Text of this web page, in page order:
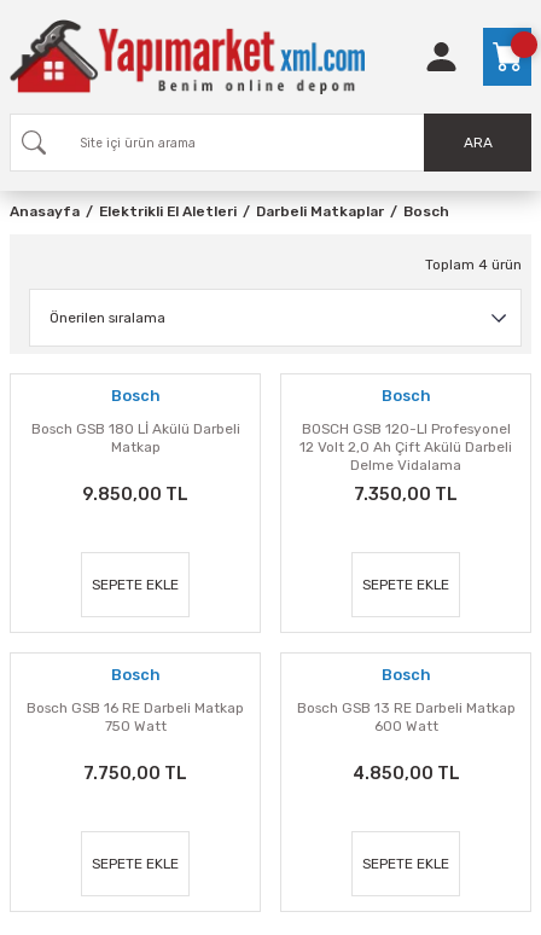
ARA
Anasayfa Elektrikli El Aletleri Darbeli Matkaplar Bosch
Toplam 4 ürün
Bosch
Bosch GSB 180 Lİ Akülü Darbeli
Matkap
9.850,00 TL
SEPETE EKLE
Bosch
BOSCH GSB 120-LI Profesyonel
12 Volt 2,0 Ah Çift Akülü Darbeli
Delme Vidalama
7.350,00 TL
SEPETE EKLE
Bosch
Bosch GSB 16 RE Darbeli Matkap
750 Watt
7.750,00 TL
SEPETE EKLE
Bosch
Bosch GSB 13 RE Darbeli Matkap
600 Watt
4.850,00 TL
SEPETE EKLE